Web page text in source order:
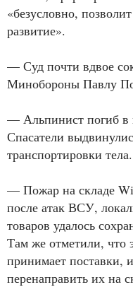
«безусловно,
развитие».
— Суд почти вдвое
Минобороны Павлу
— Альпинист погиб в
Спасатели
транспортировки тела.
— Пожар на складе
после атак ВСУ,
товаров удалось
Там же отметили, что
принимает поставки,
перенаправить их на